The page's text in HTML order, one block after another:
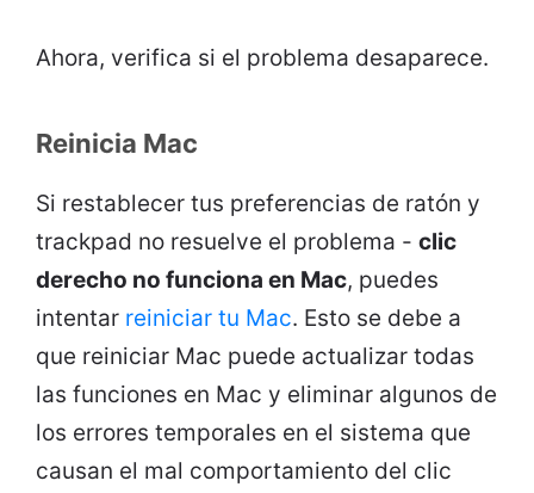
Ahora, verifica si el problema desaparece.
Reinicia Mac
Si restablecer tus preferencias de ratón y
trackpad no resuelve el problema - clic
derecho no funciona en Mac, puedes
intentar reiniciar tu Mac. Esto se debe a
que reiniciar Mac puede actualizar todas
las funciones en Mac y eliminar algunos de
los errores temporales en el sistema que
causan el mal comportamiento del clic